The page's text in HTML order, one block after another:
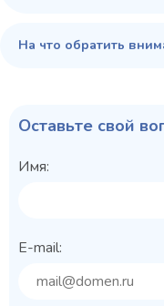
На что обратить
Оставьте свой
Имя:
E-mail: